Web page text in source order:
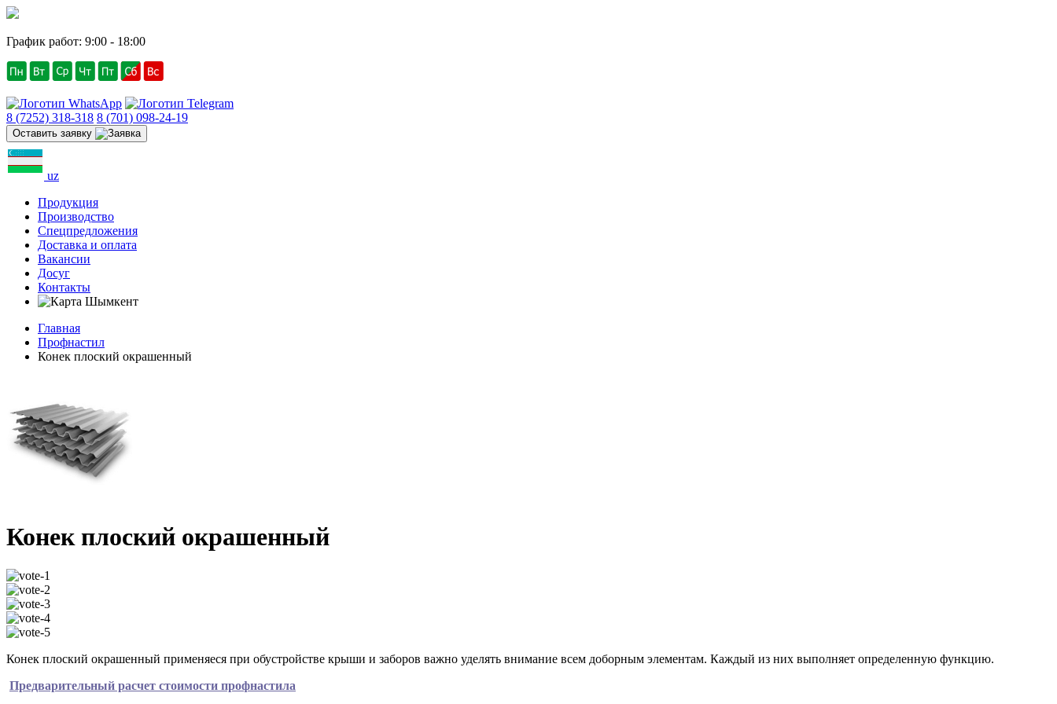
График работ: 9:00 - 18:00
8 (7252) 318-318 8 (701) 098-24-19
Оставить заявку
uz
Продукция
Производство
Спецпредложения
Доставка и оплата
Вакансии
Досуг
Контакты
Шымкент
Главная
Профнастил
Конек плоский окрашенный
Конек плоский окрашенный
Конек плоский окрашенный применяеся при обустройстве крыши и заборов важно уделять внимание всем доборным элементам. Каждый из них выполняет определенную функцию.
Предварительный расчет стоимости профнастила